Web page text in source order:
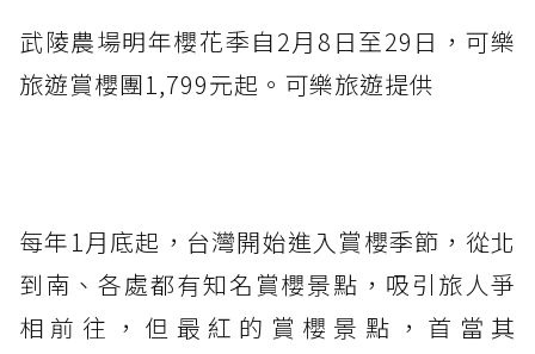
武陵農場明年櫻花季自2月8日至29日，可樂
旅遊賞櫻團1,799元起。可樂旅遊提供
每年1月底起，台灣開始進入賞櫻季節，從北
到南、各處都有知名賞櫻景點，吸引旅人爭
相前往，但最紅的賞櫻景點，首當其